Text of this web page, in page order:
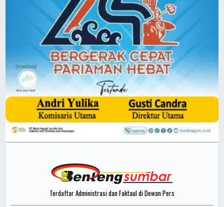
Terdaftar Administrasi dan Faktaul di Dewan Pers